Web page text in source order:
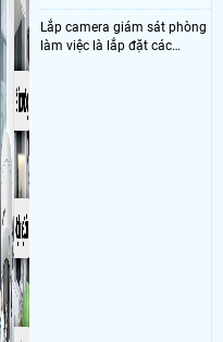
đặt camera 3d trần khắc
vụ camera quan sát
2 camera
MY(viethas). 1 box
Lắp camera giám sát phòng
làm việc là lắp đặt các